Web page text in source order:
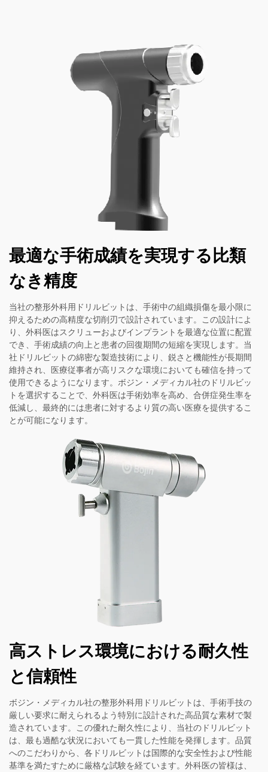
最適な手術成績を実現する比類
なき精度
当社の整形外科用ドリルビットは、手術中の組織損傷を最小限に
抑えるための高精度な切削刃で設計されています。この設計によ
り、外科医はスクリューおよびインプラントを最適な位置に配置
でき、手術成績の向上と患者の回復期間の短縮を実現します。当
社ドリルビットの綿密な製造技術により、鋭さと機能性が長期間
維持され、医療従事者が高リスクな環境においても確信を持って
使用できるようになります。ボジン・メディカル社のドリルビッ
トを選択することで、外科医は手術効率を高め、合併症発生率を
低減し、最終的には患者に対するより質の高い医療を提供するこ
とが可能になります。
高ストレス環境における耐久性
と信頼性
ボジン・メディカル社の整形外科用ドリルビットは、手術手技の
厳しい要求に耐えられるよう特別に設計された高品質な素材で製
造されています。この優れた耐久性により、当社のドリルビット
は、最も過酷な状況においても一貫した性能を発揮します。品質
へのこだわりから、各ドリルビットは国際的な安全性および性能
基準を満たすために厳格な試験を経ています。外科医の皆様は、